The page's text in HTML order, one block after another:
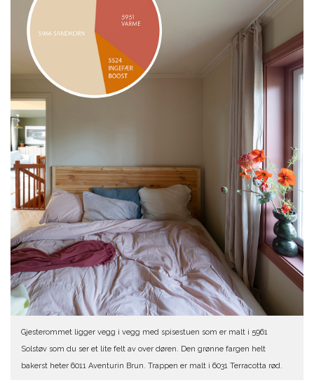
Gjesterommet ligger vegg i vegg med spisestuen som er malt i 5961
Solstøv som du ser et lite felt av over døren. Den grønne fargen helt
bakerst heter 6011 Aventurin Brun. Trappen er malt i 6031 Terracotta rød.